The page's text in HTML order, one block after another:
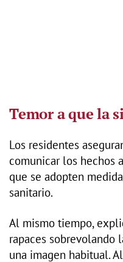
Temor a que la
Los residentes
comunicar los hechos
que se adopten
sanitario.
Al mismo tiempo,
rapaces sobrevolando
una imagen habitual.